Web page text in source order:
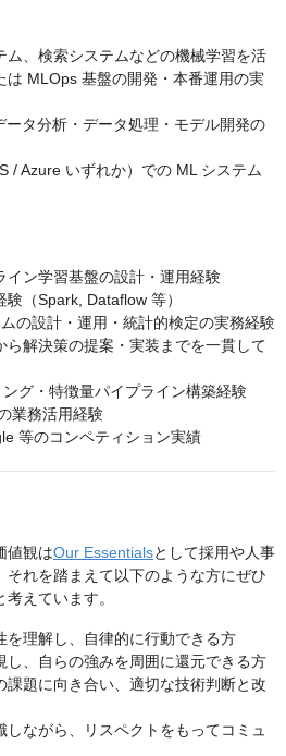
ム、検索システムなどの機械学習を活
は MLOps 基盤の開発・本番運用の実
ータ分析・データ処理・モデル開発の
/ Azure いずれか）での ML システム
イン学習基盤の設計・運用経験
（Spark, Dataflow 等）
の設計・運用・統計的検定の実務経験
ら解決策の提案・実装までを一貫して
グ・特徴量パイプライン構築経験
業務活用経験
等のコンペティション実績
値観はOur Essentialsとして採用や人事
れを踏まえて以下のような方にぜひ
えています。
を理解し、自律的に行動できる方
し、自らの強みを周囲に還元できる方
課題に向き合い、適切な技術判断と改
ながら、リスペクトをもってコミュ